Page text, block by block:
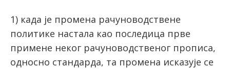
1) када је промена рачуноводствене
политике настала као последица прве
примене неког рачуноводственог прописа,
односно стандарда, та промена исказује се